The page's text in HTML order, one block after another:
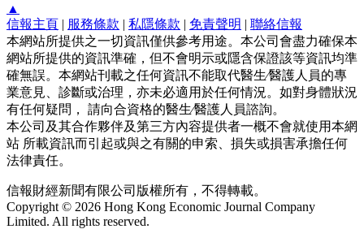
▲
信報主頁 | 服務條款 | 私隱條款 | 免責聲明 | 聯絡信報
本網站所提供之一切資訊僅供參考用途。本公司會盡力確保本
網站所提供的資訊準確，但不會明示或隱含保證該等資訊均準
確無誤。本網站刊載之任何資訊不能取代醫生∕醫護人員的專
業意見、診斷或治理，亦未必適用於任何情況。如對身體狀況
有任何疑問， 請向合資格的醫生∕醫護人員諮詢。
本公司及其合作夥伴及第三方內容提供者一概不會就使用本網
站 所載資訊而引起或與之有關的申索、損失或損害承擔任何
法律責任。
信報財經新聞有限公司版權所有，不得轉載。
Copyright © 2026 Hong Kong Economic Journal Company
Limited. All rights reserved.